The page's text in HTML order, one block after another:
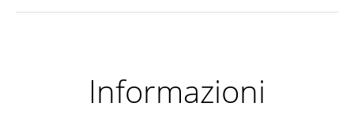
Informazioni